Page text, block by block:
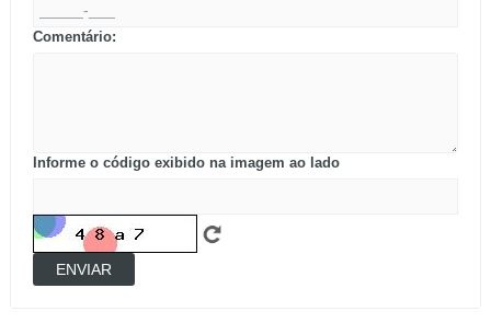
Comentário:
Informe o código exibido na imagem ao lado
ENVIAR